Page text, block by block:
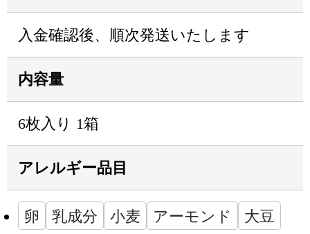
入金確認後、順次発送いたします
内容量
6枚入り 1箱
アレルギー品目
卵 乳成分 小麦 アーモンド 大豆